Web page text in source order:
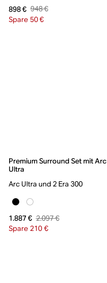
898 € 948 €
Spare 50 €
Premium Surround Set mit Arc
Ultra
Arc Ultra und 2 Era 300
1.887 € 2.097 €
Spare 210 €